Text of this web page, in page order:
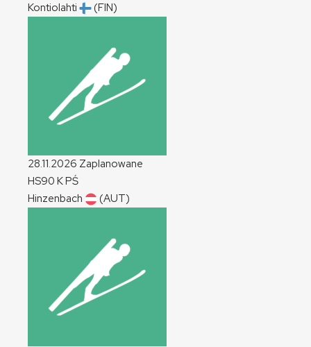
Kontiolahti
(FIN)
28.11.2026 Zaplanowane
HS90 KPŚ
Hinzenbach
(AUT)